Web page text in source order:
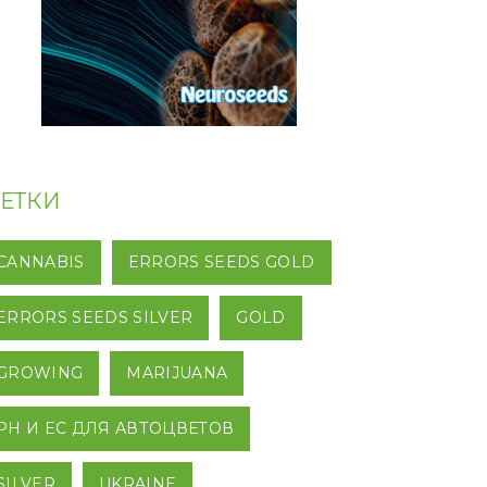
ERRORS SEEDS GOLD
SEEDS SILVER GOLD
MARIJUANA
И EC ДЛЯ АВТОЦВЕТОВ